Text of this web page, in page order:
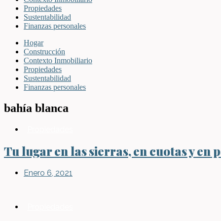
Propiedades
Sustentabilidad
Finanzas personales
Hogar
Construcción
Contexto Inmobiliario
Propiedades
Sustentabilidad
Finanzas personales
bahía blanca
Tu lugar en las sierras, en cuotas y en
Enero 6, 2021